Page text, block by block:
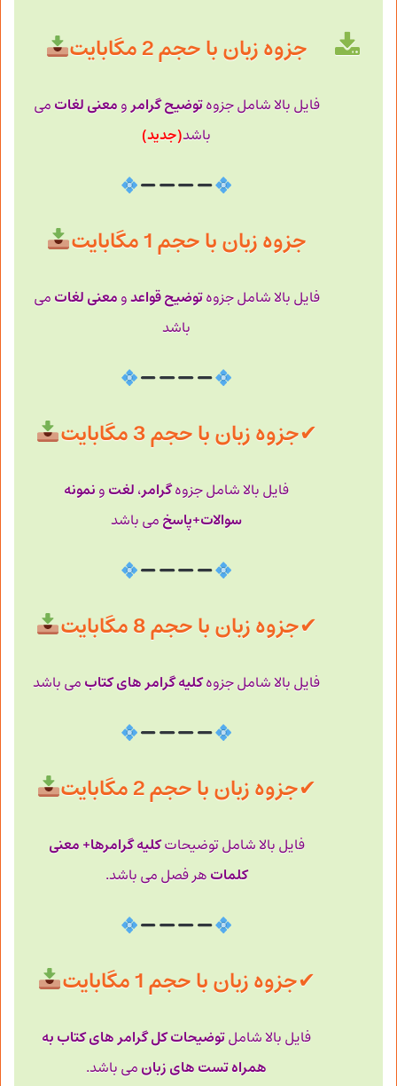
جزوه زبان با حجم 2 مگابایت
فایل بالا شامل جزوهتوضیحگرامر و معنی لغات می
باشد(جدید)
جزوه زبان با حجم 1 مگابایت
فایل بالا شامل جزوهتوضیحقواعدو معنی لغات می
باشد
✔جزوه زبان با حجم 3 مگابایت
فایل بالا شامل جزوهگرامر، لغت و نمونه
سوالات+پاسخ می باشد
✔جزوه زبان با حجم 8 مگابایت
فایل بالا شامل جزوهکلیه گرامر های کتاب می باشد
✔جزوه زبان با حجم 2 مگابایت
فایل بالا شامل توضیحاتکلیه گرامرها+ معنی
کلمات هر فصل می باشد.
✔جزوه زبان با حجم 1 مگابایت
فایل بالا شاملتوضیحات کل گرامر های کتاب به
همراه تست های زبان می باشد.